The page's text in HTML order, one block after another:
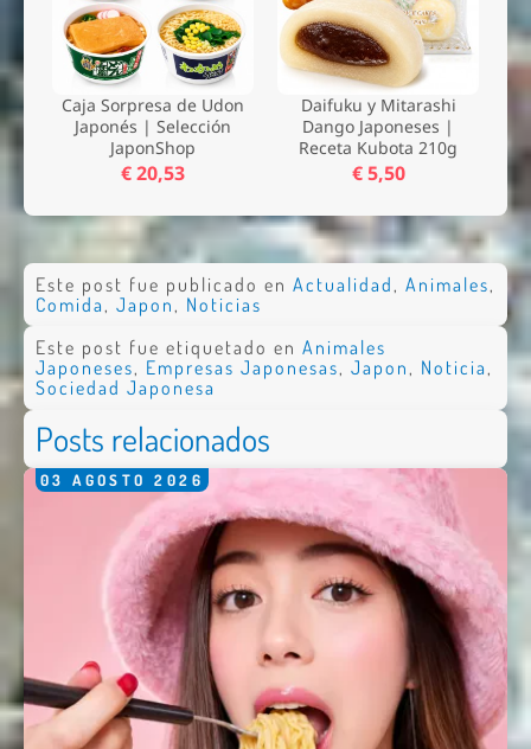
Caja Sorpresa de Udon
Japonés | Selección
JaponShop
€ 20,53
Daifuku y Mitarashi
Dango Japoneses |
Receta Kubota 210g
€ 5,50
Este post fue publicado en Actualidad , Animales,
Comida , Japon , Noticias
Este post fue etiquetado en Animales
Japoneses, Empresas Japonesas, Japon, Noticia,
Sociedad Japonesa
Posts relacionados
03 AGOSTO 2026